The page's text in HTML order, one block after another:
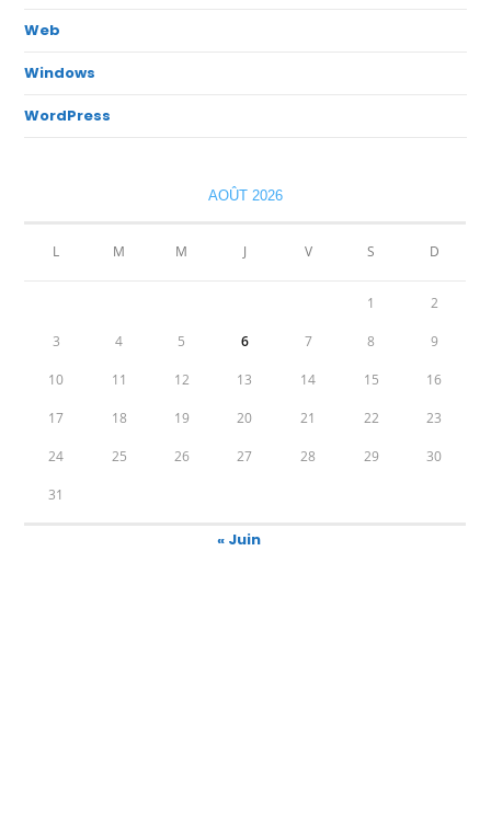
Web
Windows
WordPress
AOÛT 2026
L M M J V S D
1 2
3 4 5 6 7 8 9
10 11 12 13 14 15 16
17 18 19 20 21 22 23
24 25 26 27 28 29 30
31
« Juin